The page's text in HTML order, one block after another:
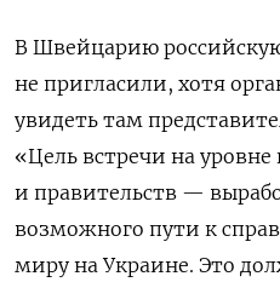
В Швейцарию
не пригласили, хотя
увидеть там
«Цель встречи на уровне
и правительств —
возможного пути к
миру на Украине. Это